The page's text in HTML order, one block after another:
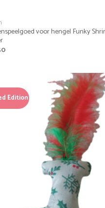
voor hengel Funky
Edition